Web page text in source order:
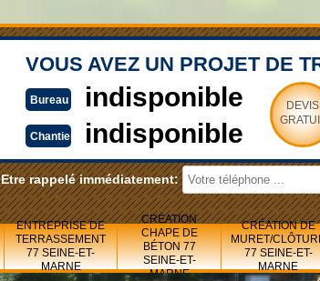
VOUS AVEZ UN PROJET DE
Bureau indisponible
Chantier indisponible
DEVIS
Etre rappelé immédiatement:
ENTREPRISE DE
TERRASSEMENT
77 SEINE-ET-
MARNE
CRÉATION
CHAPE DE
BÉTON 77
SEINE-ET-
MARNE
CRÉATION DE
MURET/
77 SEINE-ET-
MARNE